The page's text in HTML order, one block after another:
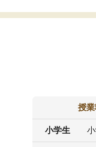
授
小学生